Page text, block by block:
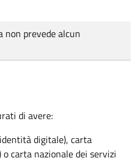
non prevede alcun
di avere:
digitale), carta
carta nazionale dei servizi